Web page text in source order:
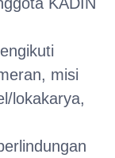
misi
lokakarya,